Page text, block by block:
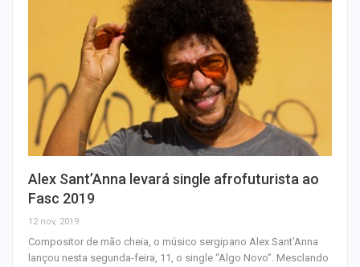
Alex Sant’Anna levará single afrofuturista ao
Fasc 2019
12 nov, 2019
Compositor de mão cheia, o músico sergipano Alex Sant’Anna
lançou nesta segunda-feira, 11, o single “Algo Novo”. Mesclando